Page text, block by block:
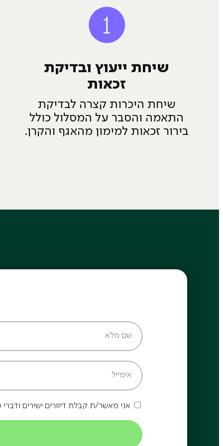
שיחת ייעוץ ובדיקת
זכאות
שיחת היכרות קצרה לבדיקת
התאמה והסבר על המסלול כולל
בירור זכאות למימון מהאגף והקרן.
אני מאשר/ת קבלת דיוורים ישירים